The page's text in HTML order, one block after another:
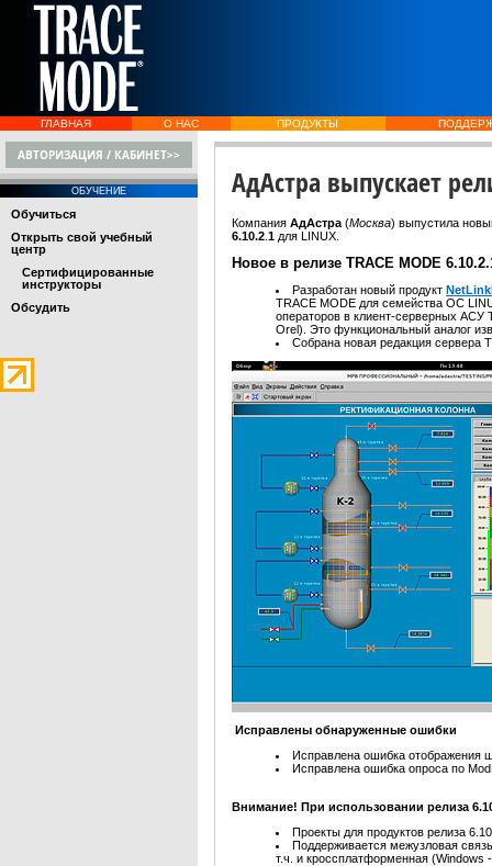
ГЛАВНАЯ О НАС ПРОДУКТЫ
АВТОРИЗАЦИЯ / КАБИНЕТ>>
ОБУЧЕНИЕ
Обучиться
Открыть свой учебный
центр
Сертифицированные
инструкторы
Обсудить
АдАстра выпускает
Компания АдАстра (Москва) выпустила
6.10.2 1 для LINUX.
Новое в релизе TRACE MODE
Разработан новый продукт
TRACE MODE для семейства ОС
операторов в клиент-серверных
Orel). Это функциональный аналог
Собрана новая редакция сервера
Исправлены обнаруженные ошибки
Исправлена ошибка отображения
Исправлена ошибка опроса по
Внимание! При использовании релиза
Проекты для продуктов релиза
Поддерживается межузловая
т.ч. и кроссплатформенная (Windows